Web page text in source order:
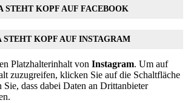
STEHT KOPF AUF FACEBOOK
STEHT KOPF AUF INSTAGRAM
Platzhalterinhalt von Instagram. Um auf
zuzugreifen, klicken Sie auf die Schaltfläche
Sie, dass dabei Daten an Drittanbieter